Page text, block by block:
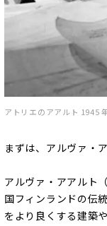
アトリエのアアルト
まずは、アルヴァ・
アルヴァ・アアルト
国フィンランドの伝
をより良くする建築